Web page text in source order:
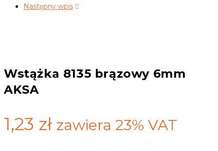
Następny wpis
Wstążka 8135 brązowy 6mm
AKSA
1,23 zł zawiera 23% VAT